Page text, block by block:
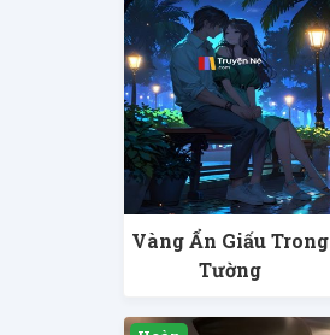
Vàng Ẩn Giấu Trong
Tường